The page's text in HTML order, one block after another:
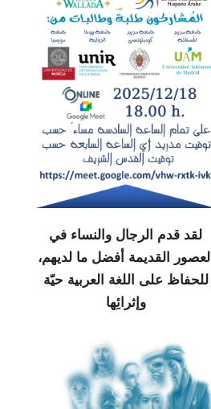
لقد قدم الرجال والنساء في
العصور القديمة أفضل ما لديهم،
للحفاظ على اللغة العربية حيّة
وإثرائِها